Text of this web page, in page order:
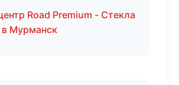
Road Premium - Стекла
в Мурманск